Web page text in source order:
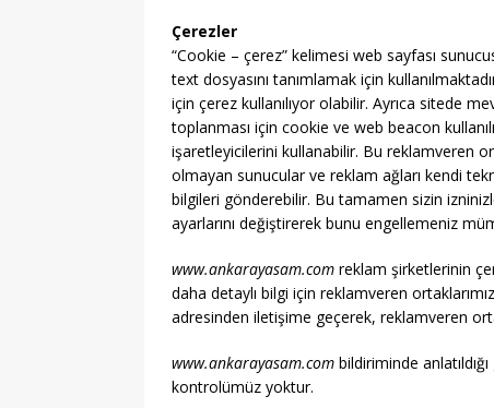
MANŞET
[ 06/08/2026 ] YKS
[ 06/08/2026 ] Kızılay
Güncelleniyor
[ 06/08/2026 ] 2026-
[ 01/08/2026 ] Yeşil
Fırsatları
GENEL
[ 06/08/2026 ]
2026-
Çerezler
“Cookie – çerez” kelimesi web sayfası
text dosyasını tanımlamak için
için çerez kullanılıyor olabilir. Ayrıca sitede
toplanması için cookie ve web beacon
işaretleyicilerini kullanabilir. Bu reklamveren
olmayan sunucular ve reklam ağları kendi
bilgileri gönderebilir. Bu tamamen sizin
ayarlarını değiştirerek bunu engellemeniz
www.ankarayasam.com reklam şirketlerinin
daha detaylı bilgi için reklamveren
adresinden iletişime geçerek, reklamveren
www.ankarayasam.com bildiriminde
kontrolümüz yoktur.